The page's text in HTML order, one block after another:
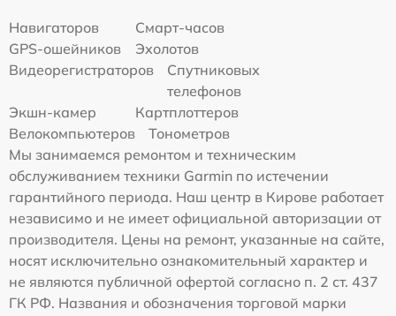
Навигаторов
Смарт-часов
GPS-ошейников
Эхолотов
Видеорегистраторов
Спутниковых
телефонов
Экшн-камер
Картплоттеров
Велокомпьютеров
Тонометров
Мы занимаемся ремонтом и техническим
обслуживанием техники Garmin по истечении
гарантийного периода. Наш центр в Кирове работает
независимо и не имеет официальной авторизации от
производителя. Цены на ремонт, указанные на сайте,
носят исключительно ознакомительный характер и
не являются публичной офертой согласно п. 2 ст. 437
ГК РФ. Названия и обозначения торговой марки